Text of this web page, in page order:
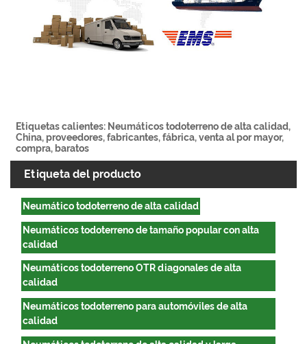
Etiquetas calientes: Neumáticos todoterreno de alta calidad,
China, proveedores, fabricantes, fábrica, venta al por mayor,
compra, baratos
Etiqueta del producto
Neumático todoterreno de alta calidad
Neumáticos todoterreno de tamaño popular con alta
calidad
Neumáticos todoterreno OTR diagonales de alta
calidad
Neumáticos todoterreno para automóviles de alta
calidad